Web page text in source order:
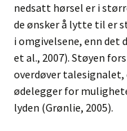
nedsatt hørsel er i
de ønsker å lytte til er
i omgivelsene, enn det
et al., 2007). Støyen
overdøver
ødelegger for
lyden (Grønlie, 2005).